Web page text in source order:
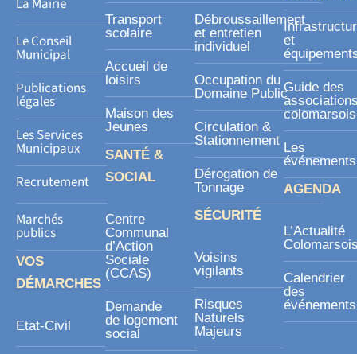
r
La Mairie
Le Conseil
Municipal
Publications
légales
Les Services
Municipaux
Recrutement
Marchés
publics
VOS
DÉMARCHES
Etat-Civil
Transport
scolaire
Accueil de
loisirs
Maison des
Jeunes
SANTÉ &
SOCIAL
Centre
Communal
d’Action
Sociale
(CCAS)
Demande
de logement
social
Débroussaillement
et entretien
individuel
Occupation du
Domaine Public
Circulation &
Stationnement
Dérogation de
Tonnage
SÉCURITÉ
Voisins
vigilants
Risques
Naturels
Majeurs
et
Guide des
Les
événements
AGENDA
L’Actualité
Calendrier
des
événements